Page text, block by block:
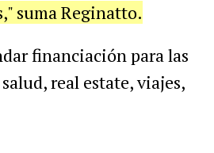
suma Reginatto.
financiación para las
real estate, viajes,